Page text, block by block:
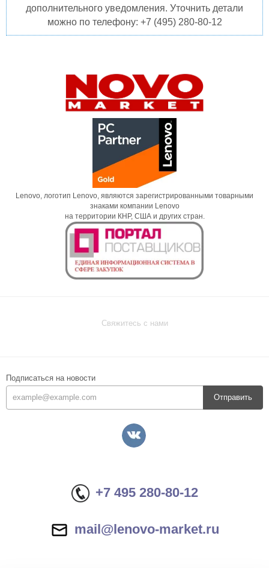
дополнительного уведомления. Уточнить детали
можно по телефону: +7 (495) 280-80-12
Lenovo, логотип Lenovo, являются зарегистрированными товарными
знаками компании Lenovo
на территории КНР, США и других стран.
Свяжитесь с нами
Подписаться на новости
Отправить
+7 495 280-80-12
mail@lenovo-market.ru